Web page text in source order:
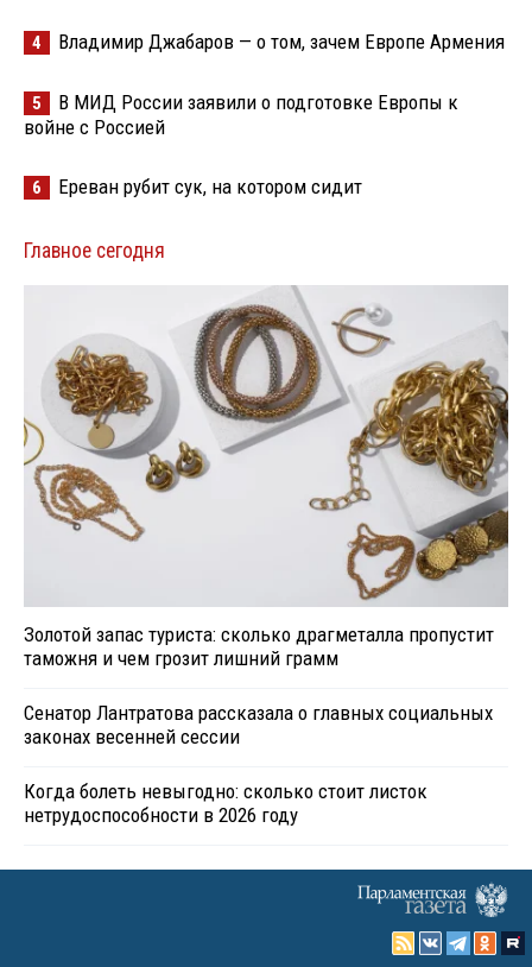
4 Владимир Джабаров — о том, зачем Европе Армения
5
В МИД России заявили о подготовке Европы к
войне с Россией
6 Ереван рубит сук, на котором сидит
Главное сегодня
Золотой запас туриста: сколько драгметалла пропустит
таможня и чем грозит лишний грамм
Сенатор Лантратова рассказала о главных социальных
законах весенней сессии
Когда болеть невыгодно: сколько стоит листок
нетрудоспособности в 2026 году